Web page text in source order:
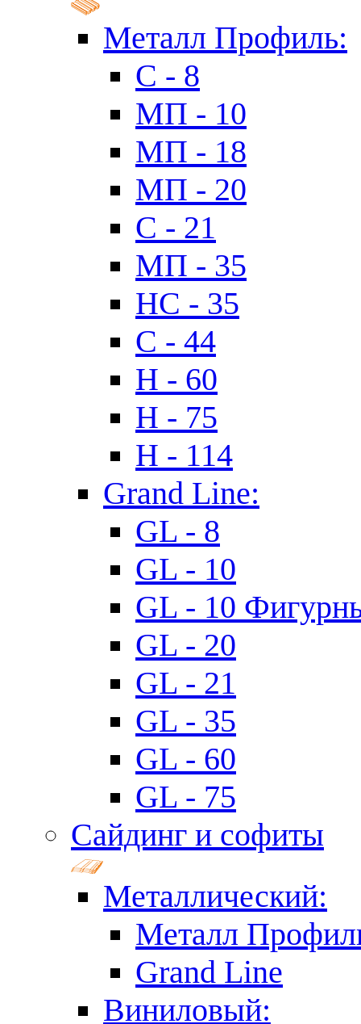
Металл Профиль:
C - 8
МП - 10
МП - 18
МП - 20
C - 21
МП - 35
HC - 35
C - 44
H - 60
H - 75
H - 114
Grand Line:
GL - 8
GL - 10
GL - 10
GL - 20
GL - 21
GL - 35
GL - 60
GL - 75
Сайдинг и софиты
Металлический:
Металл
Grand Line
Виниловый: